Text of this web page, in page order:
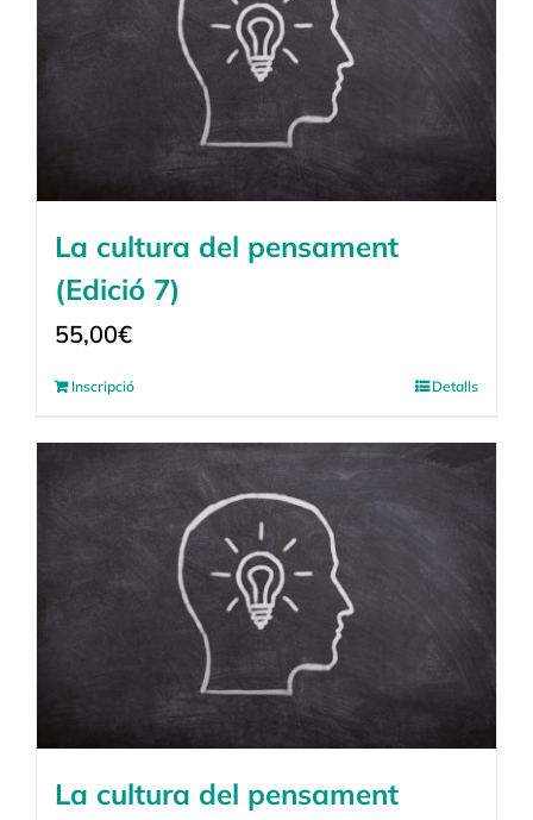
La cultura del pensament
(Edició 7)
55,00€
Inscripció Detalls
La cultura del pensament